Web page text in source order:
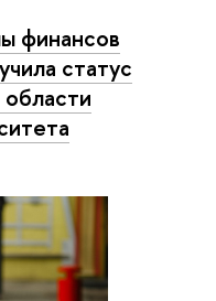
финансов
статус